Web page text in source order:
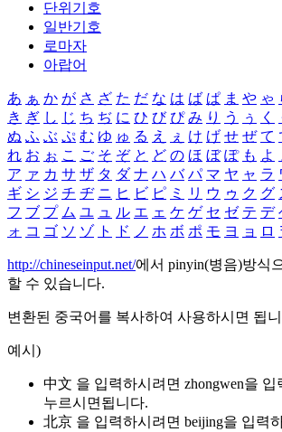
단위기호
일반기호
로마자
아랍어
あ ぁ か が さ ざ た だ な は ば ぱ ま や ゃ
き ぎ し じ ち ぢ に ひ び ぴ み り う ぅ く
ぬ ふ ぶ ぷ む ゆ ゅ る え ぇ け げ せ ぜ て
れ お ぉ こ ご そ ぞ と ど の ほ ぼ ぽ も よ
ア ァ カ サ ザ タ ダ ナ ハ バ パ マ ヤ ャ ラ
ギ シ ジ チ ヂ ニ ヒ ビ ピ ミ リ ウ ゥ ク グ
フ ブ プ ム ユ ュ ル エ ェ ケ ゲ セ ゼ テ デ
ォ コ ゴ ソ ゾ ト ド ノ ホ ボ ポ モ ヨ ョ ロ
http://chineseinput.net/에서 pinyin(병음)방식
할 수 있습니다.
변환된 중국어를 복사하여 사용하시면 됩
예시)
中文 을 입력하시려면 zhongwen을 입
누르시면됩니다.
北京 을 입력하시려면 beijing을 입력